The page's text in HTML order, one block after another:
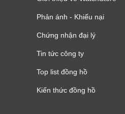
Phản ánh - Khiếu nại
Chứng nhận đại lý
Tin tức công ty
Top list đồng hồ
Kiến thức đồng hồ